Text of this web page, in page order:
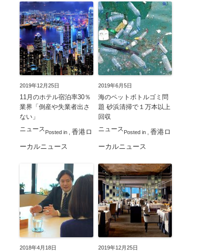
2019年12月25日
11月のホテル宿泊率30％
業界「倒産や失業者出さ
ない」
Posted in
ニュース
香港ロ
ーカルニュース
2019年6月5日
海のペットボトルゴミ問
題 砂浜清掃で１万本以上
回収
Posted in
ニュース
香港ロ
ーカルニュース
2018年4月18日 2019年12月25日